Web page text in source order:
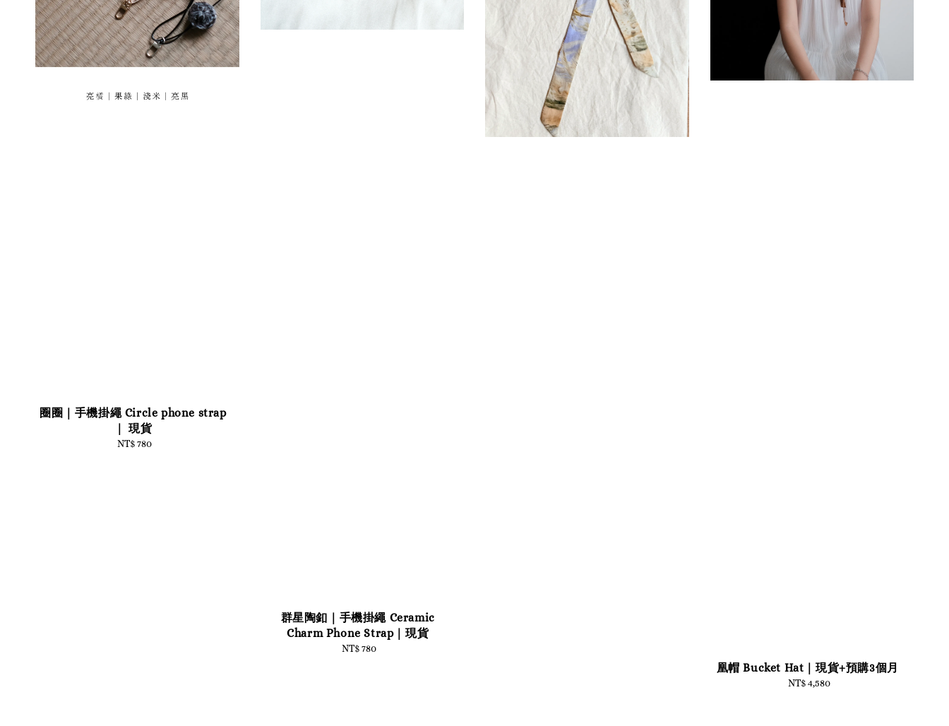
圈圈｜手機掛繩 Circle phone strap
｜ 現貨
Regular
NT$ 780
群星陶釦｜手機掛繩 Ceramic
Charm Phone Strap｜現貨
Regular
NT$ 780
凰帽 Bucket Hat｜現貨+預購3個月
Regular
NT$ 4,580